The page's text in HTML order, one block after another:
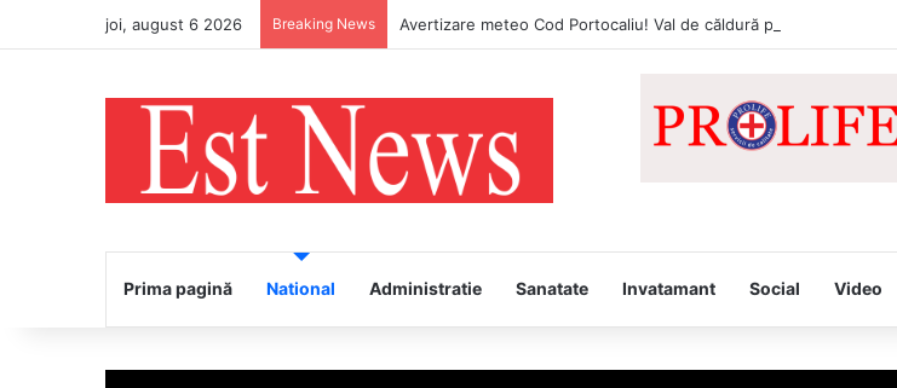
joi, august 6 2026 Breaking News Avertizare meteo Cod Portocaliu! Val de căldură persistent,
Prima pagină National Administratie Sanatate Invatamant Social Video